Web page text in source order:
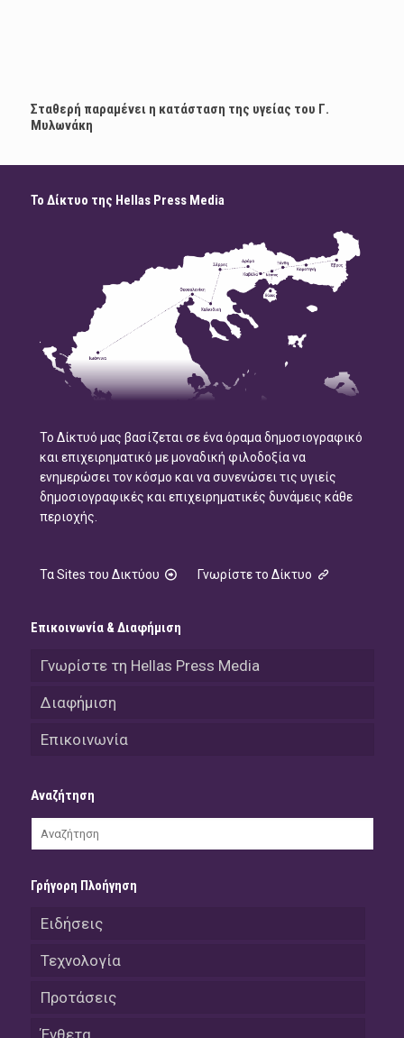
Σταθερή παραμένει η κατάσταση της υγείας του Γ.
Μυλωνάκη
Το Δίκτυο της Hellas Press Media
Το Δίκτυό μας βασίζεται σε ένα όραμα δημοσιογραφικό
και επιχειρηματικό με μοναδική φιλοδοξία να
ενημερώσει τον κόσμο και να συνενώσει τις υγιείς
δημοσιογραφικές και επιχειρηματικές δυνάμεις κάθε
περιοχής.
Τα Sites του Δικτύου Γνωρίστε το Δίκτυο
Επικοινωνία & Διαφήμιση
Γνωρίστε τη Hellas Press Media
Διαφήμιση
Επικοινωνία
Αναζήτηση
Γρήγορη Πλοήγηση
Ειδήσεις
Τεχνολογία
Προτάσεις
Ένθετα